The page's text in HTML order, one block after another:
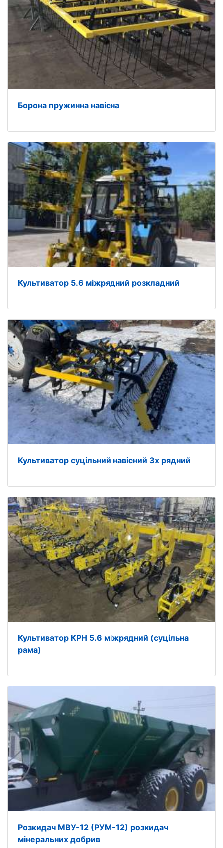
Борона пружинна навісна
Культиватор 5.6 міжрядний розкладний
Культиватор суцільний навісний 3х рядний
Культиватор КРН 5.6 міжрядний (суцільна
рама)
Розкидач МВУ-12 (РУМ-12) розкидач
мінеральних добрив